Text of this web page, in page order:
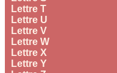
Lettre T
Lettre U
Lettre V
Lettre W
Lettre X
Lettre Y